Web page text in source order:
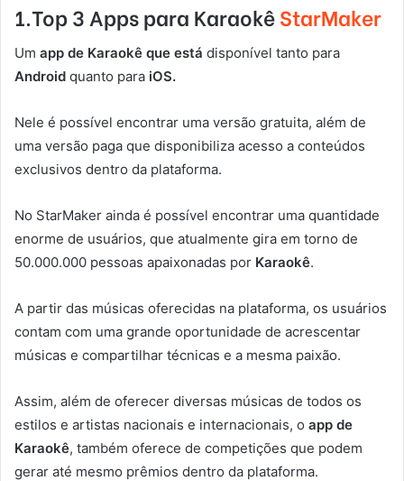
1.Top 3 Apps para KaraokêStarMaker
Um app de Karaokê que está disponível tanto para
Android quanto para iOS.
Nele é possível encontrar uma versão gratuita, além de
uma versão paga que disponibiliza acesso a conteúdos
exclusivos dentro da plataforma.
No StarMaker ainda é possível encontrar uma quantidade
enorme de usuários, que atualmente gira em torno de
50.000.000 pessoas apaixonadas por Karaokê.
A partir das músicas oferecidas na plataforma, os usuários
contam com uma grande oportunidade de acrescentar
músicas e compartilhar técnicas e a mesma paixão.
Assim, além de oferecer diversas músicas de todos os
estilos e artistas nacionais e internacionais, o app de
Karaokê, também oferece de competições que podem
gerar até mesmo prêmios dentro da plataforma.